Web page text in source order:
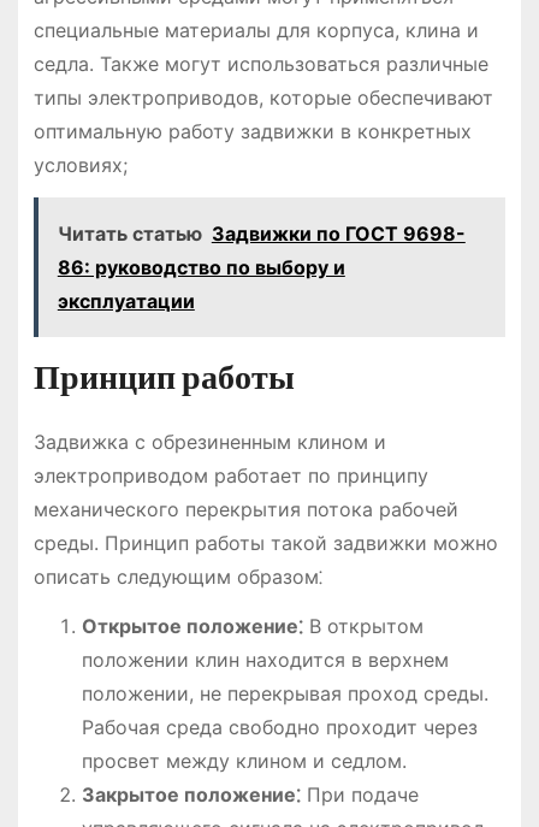
специальные материалы для корпуса, клина и
седла. Также могут использоваться различные
типы электроприводов, которые обеспечивают
оптимальную работу задвижки в конкретных
условиях;
Читать статью Задвижки по ГОСТ 9698-
86: руководство по выбору и
эксплуатации
Принцип работы
Задвижка с обрезиненным клином и
электроприводом работает по принципу
механического перекрытия потока рабочей
среды. Принцип работы такой задвижки можно
описать следующим образом⁚
Открытое положение⁚В открытом
положении клин находится в верхнем
положении, не перекрывая проход среды.
Рабочая среда свободно проходит через
просвет между клином и седлом.
Закрытое положение⁚При подаче